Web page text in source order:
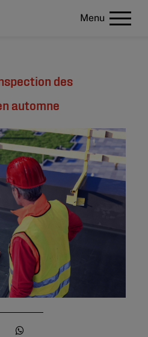
Menu
des
automne